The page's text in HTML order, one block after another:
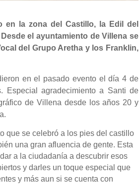
en la zona del Castillo, la Edil del
el ayuntamiento de Villena se
del Grupo Aretha y los Franklin,
en el pasado evento el día 4 de
Especial agradecimiento a Santi de
de Villena desde los años 20 y
que se celebró a los pies del castillo
una gran afluencia de gente. Esta
a la ciudadanía a descubrir esos
y darles un toque especial que
y más aun si se cuenta con